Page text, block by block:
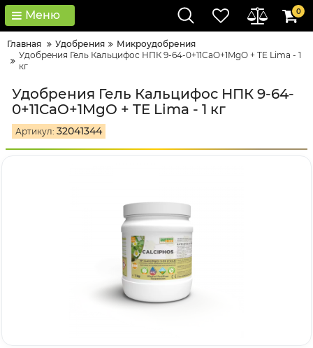
Меню 0
Главная Удобрения
Микроудобрения
Удобрения Гель Кальцифос НПК 9-64-0+11CaO+1MgO + TE Lima - 1
кг
Удобрения Гель Кальцифос НПК 9-64-
0+11CaO+1MgO + TE Lima - 1 кг
Артикул: 32041344